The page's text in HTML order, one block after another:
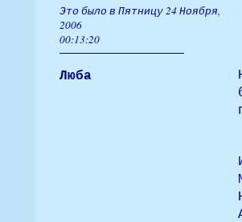
Это было в Пятницу 24 Ноября,
2006
00:13:20
Люба